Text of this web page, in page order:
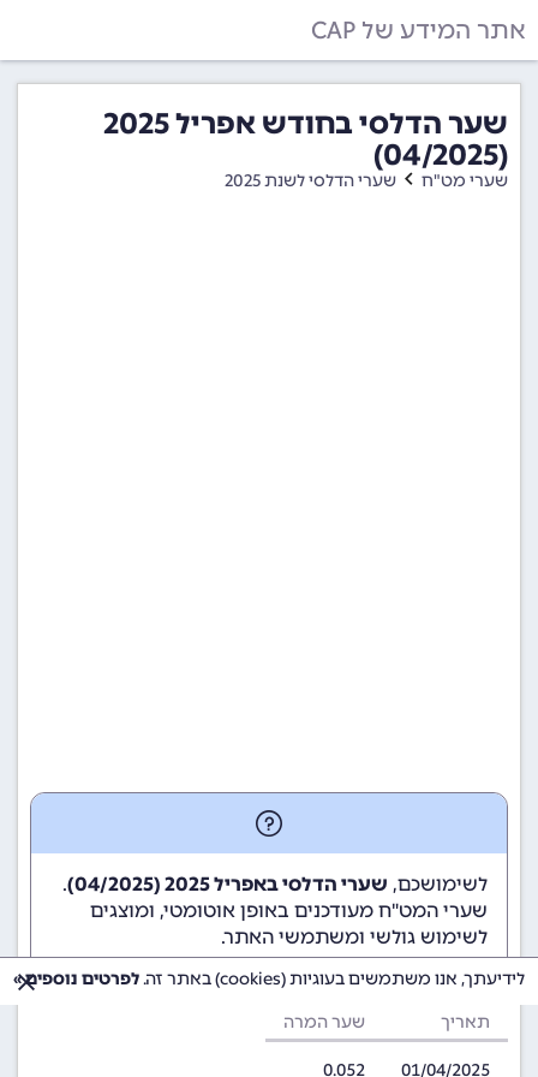
אתר המידע של CAP
שער הדלסי בחודש אפריל 2025
(04/2025)
שערי מט"ח שערי הדלסי לשנת 2025
לשימושכם, שערי הדלסי באפריל 2025 (04/2025)
.
שערי המט"ח מעודכנים באופן אוטומטי, ומוצגים
לשימוש גולשי ומשתמשי האתר.
תאריך שער המרה
01/04/2025
0.052
לידיעתך, אנו משתמשים בעוגיות (cookies) באתר זה. לפרטים נוספים »